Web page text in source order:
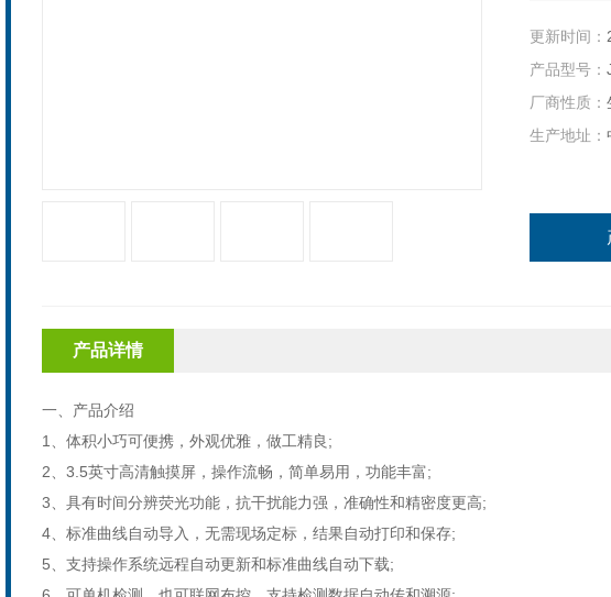
更新时间：
产品型号：
厂商性质：
生产地址：
产品详情
一、产品介绍
1
体积小巧可便携，外观优雅，做工精良;
2
3.5英寸高清触摸屏，操作流畅，简单易用，功能丰富;
3
具有时间分辨荧光功能，抗干扰能力强，准确性和精密度更高;
4
标准曲线自动导入，无需现场定标，结果自动打印和保存;
5
支持操作系统远程自动更新和标准曲线自动下载;